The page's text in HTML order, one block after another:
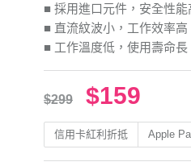
■ 採用進口元件，安全性
■ 直流紋波小，工作效率
■ 工作溫度低，使用壽命長
$299 $159
信用卡紅利折抵 Apple